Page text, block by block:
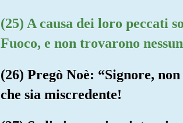
(25) A causa dei loro peccati
Fuoco, e non trovarono
(26) Pregò Noè: “Signore,
che sia miscredente!